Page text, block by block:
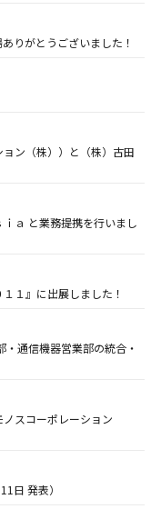
りがとうございました！
ン（株））と（株）古田
ａ と業務提携を行いまし
１』に出展しました！
・通信機器営業部の統合・
スコーポレーション
日 発表）